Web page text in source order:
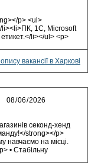
p> <ul>
li><li>ПК, 1С, Microsoft
li></ul> <p>
вакансії в Харкові
секонд-хенд
strong></p>
навчаємо на місці.
• Стабільну